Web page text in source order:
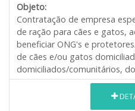
Objeto:
Contratação de empresa
de ração para cães e gatos,
beneficiar ONG's e
de cães e/ou gatos
domiciliados/comunitários,